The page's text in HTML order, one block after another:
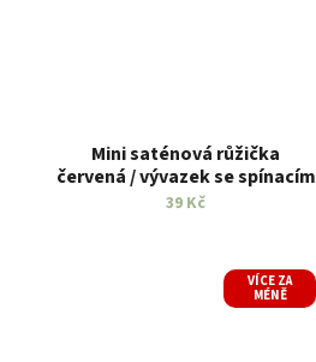
Mini saténová růžička
červená / vývazek se spínacím
špendlíkem 10ks v balení
39 Kč
VÍCE ZA
MÉNĚ